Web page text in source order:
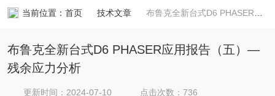
当前位置： 首页 技术文章 布鲁克全新台式D6 PHASER应用报告（五）—残余应力分析
布鲁克全新台式D6 PHASER应用报告（五）—
残余应力分析
更新时间：2024-07-10 点击次数：736